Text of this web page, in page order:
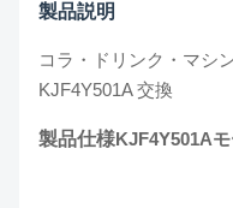
製品説明
コラ・ドリンク・マシ
KJF4Y501A 交換
製品仕様KJF4Y501A